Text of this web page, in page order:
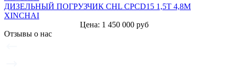
ДИЗЕЛЬНЫЙ ПОГРУЗЧИК CHL CPCD15 1,5Т 4,8М
XINCHAI
Цена: 1 450 000 руб
Отзывы о нас